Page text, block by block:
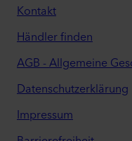
Kontakt
Händler finden
AGB - Allgemeine
Datenschutzerklärung
Impressum